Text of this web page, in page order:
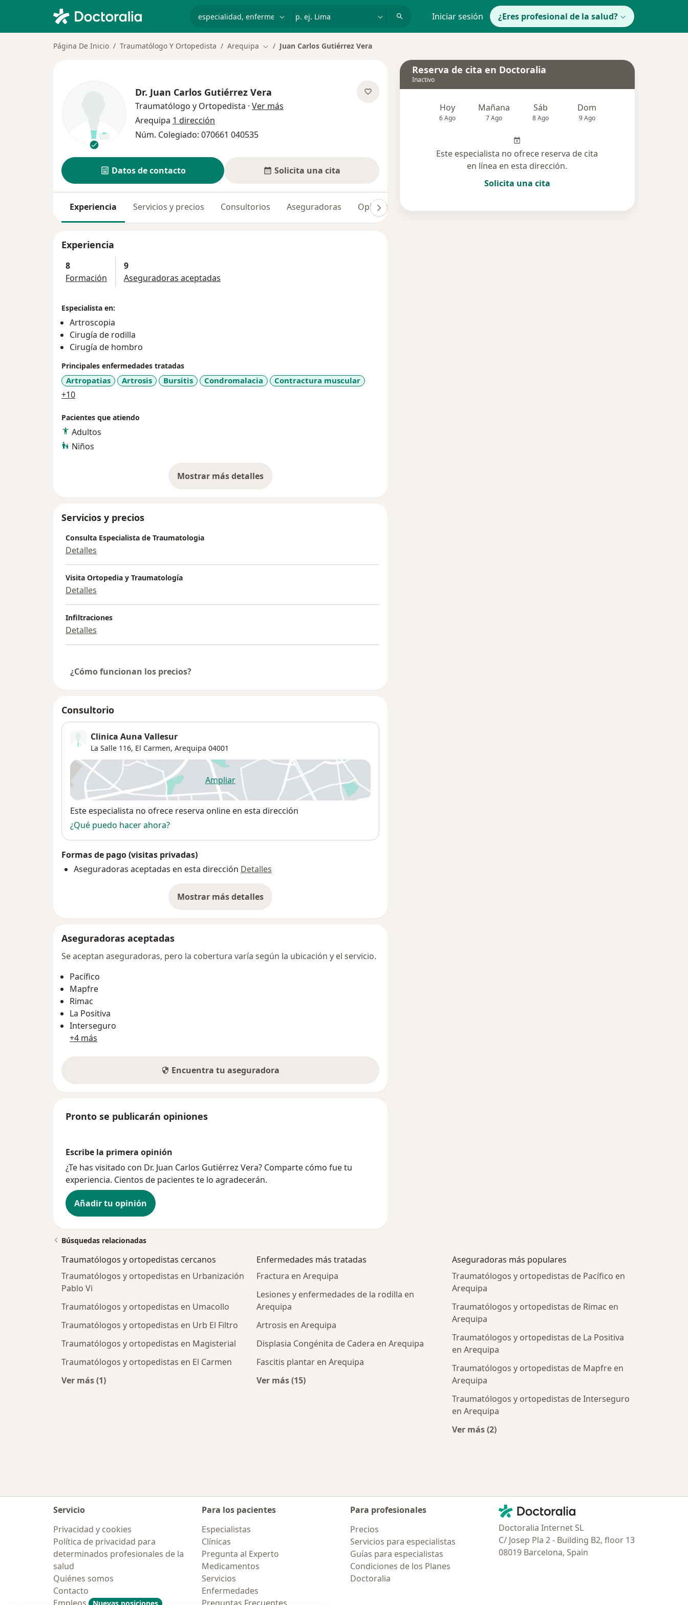
Iniciar sesión ¿Eres profesional de la salud?
Página De Inicio Traumatólogo Y Ortopedista Arequipa Cambiar de ciudad
Juan Carlos Gutiérrez Vera
Dr. Juan Carlos Gutiérrez Vera
Traumatólogo y Ortopedista · Ver más
Arequipa 1 dirección
Núm. Colegiado: 070661 040535
Datos de contacto Solicita una cita
Experiencia Servicios y precios Consultorios Aseguradoras Opiniones
Experiencia
8
Formación
9
Aseguradoras aceptadas
Especialista en:
Artroscopia
Cirugía de rodilla
Cirugía de hombro
Principales enfermedades tratadas
Artropatias Artrosis Bursitis Condromalacia Contractura muscular
+10a11y_sr_more_diseases
Pacientes que atiendo
Adultos
Niños
Mostrar más detalles
sobre la experiencia
Servicios y precios
Consulta Especialista de Traumatologia
Detalles
Visita Ortopedia y Traumatología
Detalles
Infiltraciones
Detalles
¿Cómo funcionan los precios?
Consultorio
Clinica Auna Vallesur
La Salle 116, El Carmen, Arequipa 04001
Ampliarse abre en una nueva pestaña
Disponibilidad
Este especialista no ofrece reserva online en esta dirección
¿Qué puedo hacer ahora?
Formas de pago (visitas privadas)
Aseguradoras aceptadas en esta dirección Detalles
Mostrar más detalles
sobre la dirección
Aseguradoras aceptadas
Se aceptan aseguradoras, pero la cobertura varía según la ubicación y el servicio.
Pacífico
Mapfre
Rimac
La Positiva
Interseguro
+4 más
Encuentra tu aseguradora
Pronto se publicarán opiniones
Escribe la primera opinión
¿Te has visitado con Dr. Juan Carlos Gutiérrez Vera? Comparte cómo fue tu
experiencia. Cientos de pacientes te lo agradecerán.
Añadir tu opinión
Reserva de cita en Doctoralia
Inactivo
Hoy
6 Ago
Mañana
7 Ago
Sáb
8 Ago
Dom
9 Ago
Este especialista no ofrece reserva de cita
en línea en esta dirección.
Solicita una cita
Búsquedas relacionadas
Traumatólogos y ortopedistas cercanos
Traumatólogos y ortopedistas en Urbanización
Pablo Vi
Traumatólogos y ortopedistas en Umacollo
Traumatólogos y ortopedistas en Urb El Filtro
Traumatólogos y ortopedistas en Magisterial
Traumatólogos y ortopedistas en El Carmen
Ver más (1)
Enfermedades más tratadas
Fractura en Arequipa
Lesiones y enfermedades de la rodilla en
Arequipa
Artrosis en Arequipa
Displasia Congénita de Cadera en Arequipa
Fascitis plantar en Arequipa
Ver más (15)
Aseguradoras más populares
Traumatólogos y ortopedistas de Pacífico en
Arequipa
Traumatólogos y ortopedistas de Rimac en
Arequipa
Traumatólogos y ortopedistas de La Positiva
en Arequipa
Traumatólogos y ortopedistas de Mapfre en
Arequipa
Traumatólogos y ortopedistas de Interseguro
en Arequipa
Ver más (2)
Servicio
Privacidad y cookies
Política de privacidad para
determinados profesionales de la
salud
Quiénes somos
Contacto
Para los pacientes
Especialistas
Clínicas
Pregunta al Experto
Medicamentos
Servicios
Enfermedades
Para profesionales
Precios
Servicios para especialistas
Guías para especialistas
Condiciones de los Planes
Doctoralia
Contacto
Doctoralia - Página de inicio
Doctoralia Internet SL
C/ Josep Pla 2 - Building B2, floor 13
08019 Barcelona, Spain